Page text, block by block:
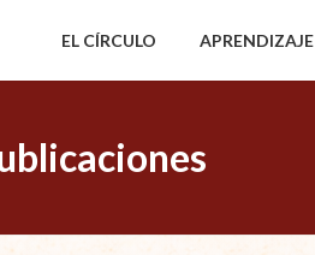
EL CÍRCULO APRENDIZAJE